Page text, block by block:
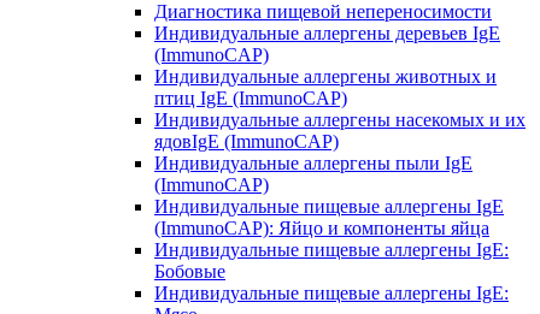
Диагностика пищевой непереносимости
Индивидуальные аллергены деревьев IgE
(ImmunoCAP)
Индивидуальные аллергены животных и
птиц IgE (ImmunoCAP)
Индивидуальные аллергены насекомых и их
ядовIgE (ImmunoCAP)
Индивидуальные аллергены пыли IgE
(ImmunoCAP)
Индивидуальные пищевые аллергены IgE
(ImmunoCAP): Яйцо и компоненты яйца
Индивидуальные пищевые аллергены IgE:
Бобовые
Индивидуальные пищевые аллергены IgE: